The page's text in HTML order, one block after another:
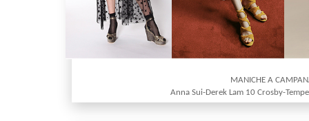
MANICHE A
Anna Sui-Derek Lam 10 Crosby-